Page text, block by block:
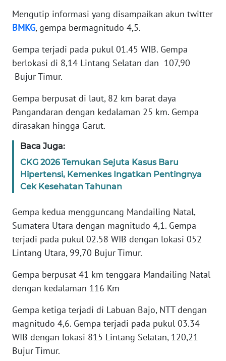
Mengutip informasi yang disampaikan akun twitter
BMKG, gempa bermagnitudo 4,5.
Gempa terjadi pada pukul 01.45 WIB. Gempa
berlokasi di 8,14 Lintang Selatan dan 107,90
Bujur Timur.
Gempa berpusat di laut, 82 km barat daya
Pangandaran dengan kedalaman 25 km. Gempa
dirasakan hingga Garut.
Baca Juga:
CKG 2026 Temukan Sejuta Kasus Baru
Hipertensi, Kemenkes Ingatkan Pentingnya
Cek Kesehatan Tahunan
Gempa kedua mengguncang Mandailing Natal,
Sumatera Utara dengan magnitudo 4,1. Gempa
terjadi pada pukul 02.58 WIB dengan lokasi 052
Lintang Utara, 99,70 Bujur Timur.
Gempa berpusat 41 km tenggara Mandailing Natal
dengan kedalaman 116 Km
Gempa ketiga terjadi di Labuan Bajo, NTT dengan
magnitudo 4,6. Gempa terjadi pada pukul 03.34
WIB dengan lokasi 815 Lintang Selatan, 120,21
Bujur Timur.
DISCLAIMER
Wahana
News
Regional
WN
SUMUT
JAKARTA
WN
JABAR
WN
BANTEN
NTT
WN
KEPRI
WN
PAPUA